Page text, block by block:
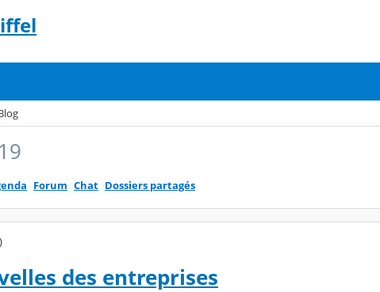
Forum Chat Dossiers partagés
des entreprises